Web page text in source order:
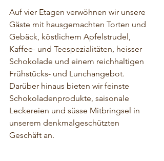
Auf vier Etagen verwöhnen wir unsere
Gäste mit hausgemachten Torten und
Gebäck, köstlichem Apfelstrudel,
Kaffee- und Teespezialitäten, heisser
Schokolade und einem reichhaltigen
Frühstücks- und Lunchangebot.
Darüber hinaus bieten wir feinste
Schokoladenprodukte, saisonale
Leckereien und süsse Mitbringsel in
unserem denkmalgeschützten
Geschäft an.